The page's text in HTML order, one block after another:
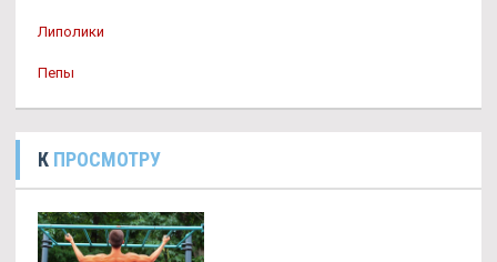
Липолики
Пепы
К ПРОСМОТРУ